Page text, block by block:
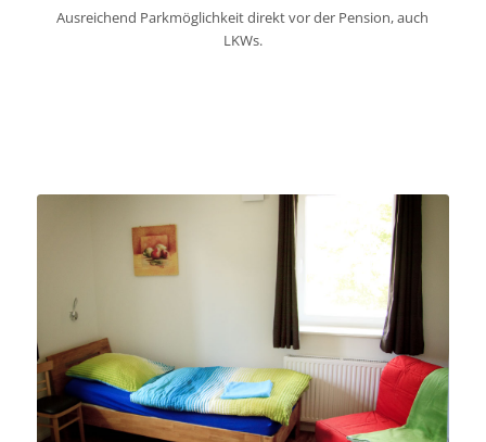
Ausreichend Parkmöglichkeit direkt vor der Pension, auch
LKWs.